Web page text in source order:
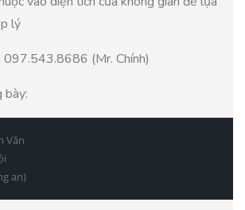
lý
(Mr. Chính)
bày:
Văn
an)